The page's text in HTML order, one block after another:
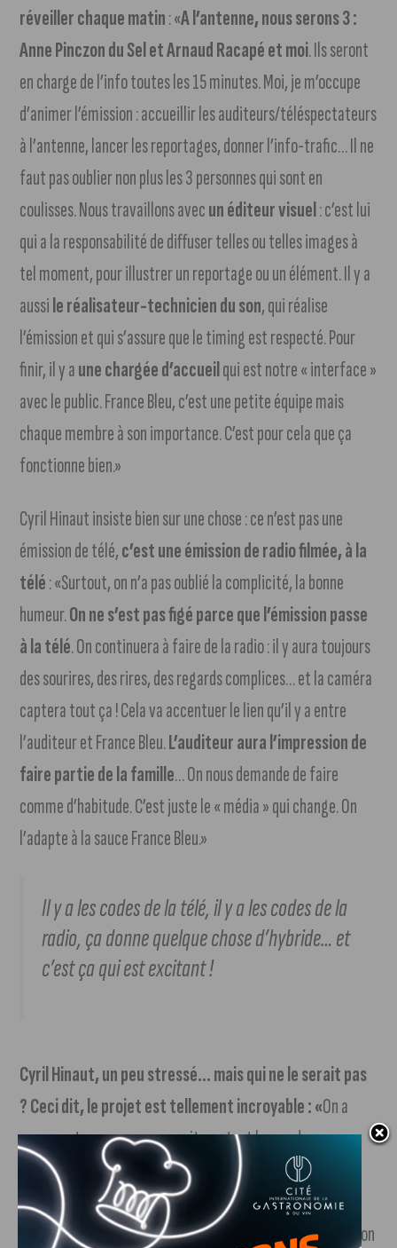
réveiller chaque matin: «A l’antenne, nous serons 3 :
Anne Pinczon du Sel et Arnaud Racapé et moi. Ils seront
en charge de l’info toutes les 15 minutes. Moi, je m’occupe
d’animer l’émission : accueillir les auditeurs/téléspectateurs
à l’antenne, lancer les reportages, donner l’info-trafic… Il ne
faut pas oublier non plus les 3 personnes qui sont en
coulisses. Nous travaillons avecun éditeur visuel: c’est lui
qui a la responsabilité de diffuser telles ou telles images à
tel moment, pour illustrer un reportage ou un élément. Il y a
aussile réalisateur-technicien du son, qui réalise
l’émission et qui s’assure que le timing est respecté. Pour
finir, il y aune chargée d’accueilqui est notre « interface »
avec le public. France Bleu, c’est une petite équipe mais
chaque membre à son importance. C’est pour cela que ça
fonctionne bien.»
Cyril Hinaut insiste bien sur une chose : ce n’est pas une
émission de télé,c’est une émission de radio filmée, à la
télé: «Surtout, on n’a pas oublié la complicité, la bonne
humeur.On ne s’est pas figé parce que l’émission passe
à la télé. On continuera à faire de la radio : il y aura toujours
des sourires, des rires, des regards complices… et la caméra
captera tout ça ! Cela va accentuer le lien qu’il y a entre
l’auditeur et France Bleu.L’auditeur aura l’impression de
faire partie de la famille… On nous demande de faire
comme d’habitude. C’est juste le « média » qui change. On
l’adapte à la sauce France Bleu.»
Il y a les codes de la télé, il y a les codes de la
radio, ça donne quelque chose d’hybride… et
c’est ça qui est excitant !
Cyril Hinaut, un peu stressé… mais qui ne le serait pas
? Ceci dit, le projet est tellement incroyable : «On a
peur, on stresse un peu, on sait que tout le monde va nous
regarder pour la première de lundi… forcément, c’est
impressionnant ! Alors, pour éviter le moindre faux pas, on
répète « à blanc » depuis maintenant un mois. Lundi 7 juin, on